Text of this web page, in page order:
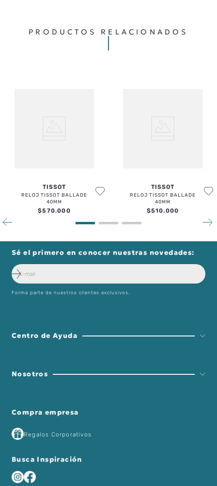
PRODUCTOS RELACIONADOS
TISSOT
RELOJ TISSOT BALLADE
40MM
$570.000
TISSOT
RELOJ TISSOT BALLADE
40MM
$510.000
Sé el primero en conocer nuestras novedades:
Forma parte de nuestros clientes exclusivos.
Centro de Ayuda
Nosotros
Compra empresa
Regalos Corporativos
Busca Inspiración